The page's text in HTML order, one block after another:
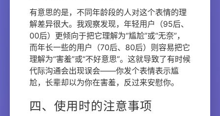
有意思的是，不同年龄段的人对这个表情的理
解差异很大。我观察发现，年轻用户（95后、
00后）更倾向于把它理解为“尴尬”或“无奈”，
而年长一些的用户（70后、80后）则容易把它
理解为“害羞”或“不好意思”。这就导致了有时候
代际沟通会出现误会——你发个表情表示尴
尬，长辈却以为你在害羞，反过来安慰你。
四、使用时的注意事项